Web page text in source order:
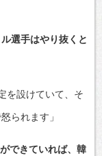
選手はやり抜くと
を設けていて、そ
られます」
できていれば、韓